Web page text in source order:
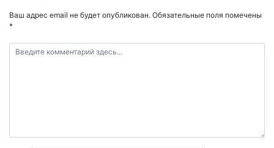
Ваш адрес email не будет опубликован. Обязательные поля помечены
*